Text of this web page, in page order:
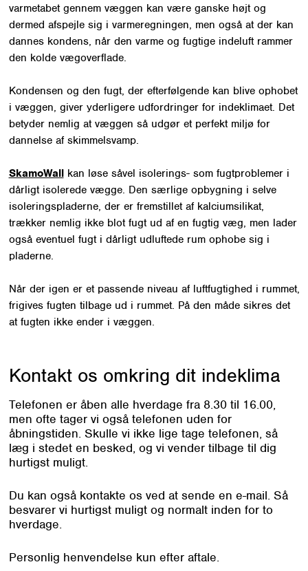
varmetabet gennem væggen kan være ganske højt og
dermed afspejle sig i varmeregningen, men også at der kan
dannes kondens, når den varme og fugtige indeluft rammer
den kolde vægoverflade.
Kondensen og den fugt, der efterfølgende kan blive ophobet
i væggen, giver yderligere udfordringer for indeklimaet. Det
betyder nemlig at væggen så udgør et perfekt miljø for
dannelse af skimmelsvamp.
SkamoWallkan løse såvel isolerings- som fugtproblemer i
dårligt isolerede vægge. Den særlige opbygning i selve
isoleringspladerne, der er fremstillet af kalciumsilikat,
trækker nemlig ikke blot fugt ud af en fugtig væg, men lader
også eventuel fugt i dårligt udluftede rum ophobe sig i
pladerne.
Når der igen er et passende niveau af luftfugtighed i rummet,
frigives fugten tilbage ud i rummet. På den måde sikres det
at fugten ikke ender i væggen.
Kontakt os omkring dit indeklima
Telefonen er åben alle hverdage fra 8.30 til 16.00,
men ofte tager vi også telefonen uden for
åbningstiden. Skulle vi ikke lige tage telefonen, så
læg i stedet en besked, og vi vender tilbage til dig
hurtigst muligt.
Du kan også kontakte os ved at sende en e-mail. Så
besvarer vi hurtigst muligt og normalt inden for to
hverdage.
Personlig henvendelse kun efter aftale.